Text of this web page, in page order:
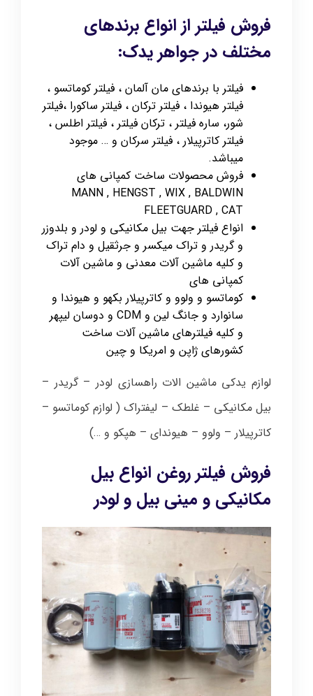
فروش فیلتر از انواع برندهای
مختلف در جواهر یدک:
فیلتر با برندهای مان آلمان ، فیلتر کوماتسو ،
فیلتر هیوندا ، فیلتر ترکان ، فیلتر ساکورا ،فیلتر
شور، ساره فیلتر ، ترکان فیلتر ، فیلتر اطلس ،
فیلتر کاترپیلار ، فیلتر سرکان و … موجود
میباشد.
فروش محصولات ساخت کمپانی های
MANN , HENGST , WIX , BALDWIN
FLEETGUARD , CAT
انواع فیلتر جهت بیل مکانیکی و لودر و بلدوزر
و گریدر و تراک میکسر و جرثقیل و دام تراک
و کلیه ماشین آلات معدنی و ماشین آلات
کمپانی های
کوماتسو و ولوو و کاترپیلار بکهو و هیوندا و
سانوارد و جانگ لین و CDM و دوسان لیپهر
و کلیه فیلترهای ماشین آلات ساخت
کشورهای ژاپن و امریکا و چین
لوازم یدکی ماشین الات راهسازی لودر – گریدر –
بیل مکانیکی – غلطک – لیفتراک ( لوازم کوماتسو –
کاترپیلار – ولوو – هیوندای – هپکو و …)
فروش فیلتر روغن انواع بیل
مکانیکی و مینی بیل و لودر